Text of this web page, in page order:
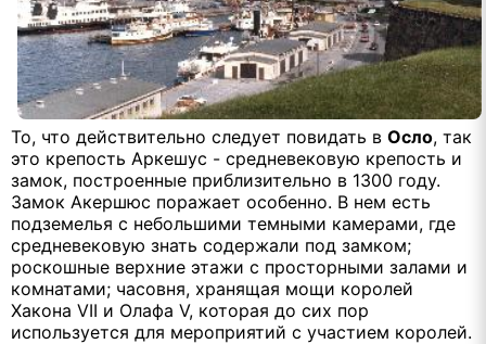
То, что действительно следует повидать в Осло, так
это крепость Аркешус - средневековую крепость и
замок, построенные приблизительно в 1300 году.
Замок Акершюс поражает особенно. В нем есть
подземелья с небольшими темными камерами, где
средневековую знать содержали под замком;
роскошные верхние этажи с просторными залами и
комнатами; часовня, хранящая мощи королей
Хакона VII и Олафа V, которая до сих пор
используется для мероприятий с участием королей.